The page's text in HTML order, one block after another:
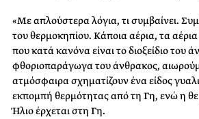
«Με απλούστερα λόγια, τι συμβαίνει.
του θερμοκηπίου. Κάποια αέρια, τα
που κατά κανόνα είναι το διοξείδιο του
φθοριοπαράγωγα του άνθρακος,
ατμόσφαιρα σχηματίζουν ένα είδος
εκπομπή θερμότητας από τη Γη, ενώ η
Ήλιο έρχεται στη Γη.